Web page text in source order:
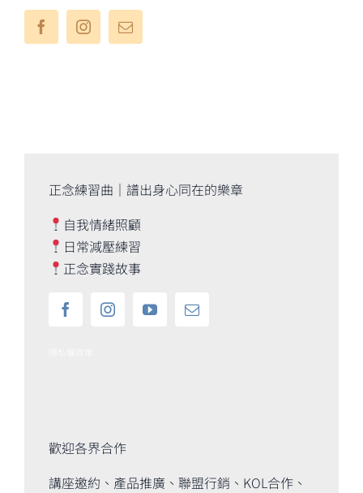
正念練習曲｜譜出身心同在的樂章
自我情緒照顧
日常減壓練習
正念實踐故事
歡迎各界合作
講座邀約、產品推廣、聯盟行銷、KOL合作、